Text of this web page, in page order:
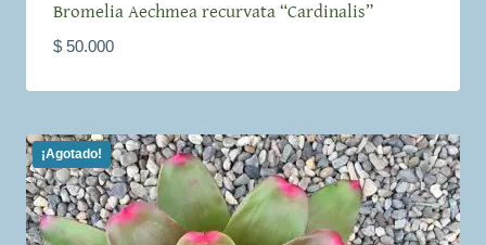
Bromelia Aechmea recurvata “Cardinalis”
$50.000
¡Agotado!